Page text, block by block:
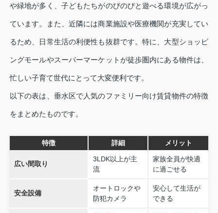
や緑地が多く、子どもたちがのびのびと遊べる環境が広がっ
ています。また、近隣には商業施設や医療機関が充実してい
るため、日常生活の利便性も抜群です。特に、大型ショッピ
ングモールやスーパーマーケットが徒歩圏内にある物件は、
忙しい子育て世代にとって大変便利です。
以下の表は、垂水区で人気のファミリー向け賃貸物件の特徴
をまとめたものです。
特徴 詳細 メリット
広い間取り
3LDK以上が主
流
家族全員が快適
に過ごせる
安全設備
オートロックや
防犯カメラ
安心して生活が
できる